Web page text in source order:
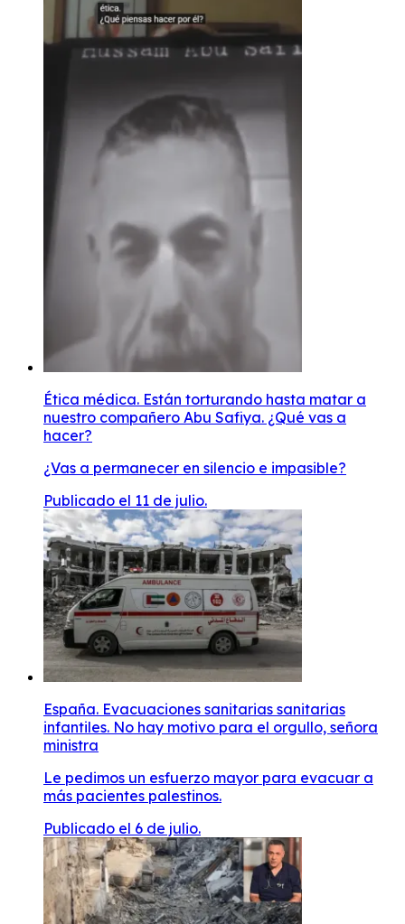
Ética médica. Están torturando hasta matar a
nuestro compañero Abu Safiya. ¿Qué vas a
hacer?
¿Vas a permanecer en silencio e impasible?
Publicado el 11 de julio.
España. Evacuaciones sanitarias sanitarias
infantiles. No hay motivo para el orgullo, señora
ministra
Le pedimos un esfuerzo mayor para evacuar a
más pacientes palestinos.
Publicado el 6 de julio.